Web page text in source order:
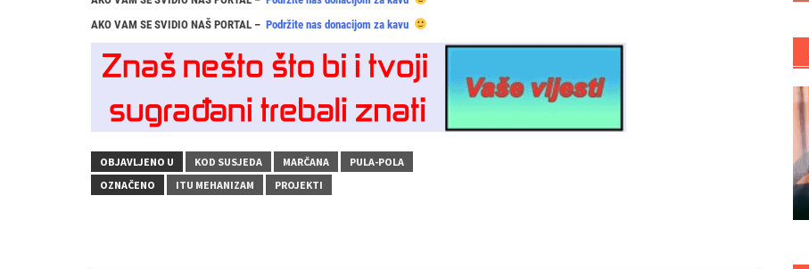
AKO VAM SE SVIDIO NAŠ PORTAL – Podržite nas donacijom za kavu
OBJAVLJENO U KOD SUSJEDA MARČANA
PULA-POLA
OZNAČENO
ITU MEHANIZAM PROJEKTI